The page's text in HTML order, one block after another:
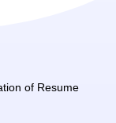
of Resume